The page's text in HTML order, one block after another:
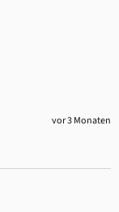
vor 3 Monaten